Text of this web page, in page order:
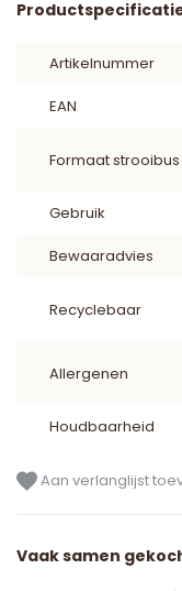
Artikelnummer
EAN
Formaat strooibus
Gebruik
Bewaaradvies
Recyclebaar
Allergenen
Houdbaarheid
Aan verlanglijst
Vaak samen